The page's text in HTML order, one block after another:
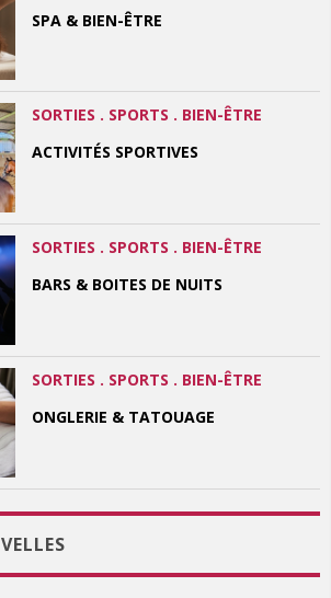
SPA & BIEN-ÊTRE
SORTIES . SPORTS . BIEN-ÊTRE
ACTIVITÉS SPORTIVES
SORTIES . SPORTS . BIEN-ÊTRE
BARS & BOITES DE NUITS
SORTIES . SPORTS . BIEN-ÊTRE
ONGLERIE & TATOUAGE